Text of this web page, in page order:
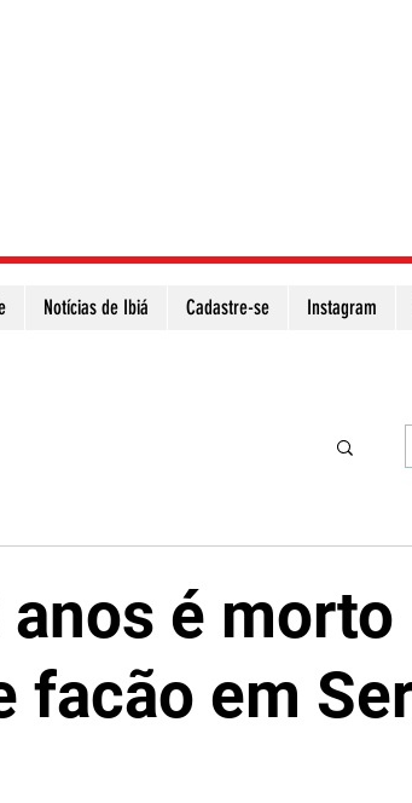
Notícias de Ibiá Cadastre-se Instagram
é morto
facão em